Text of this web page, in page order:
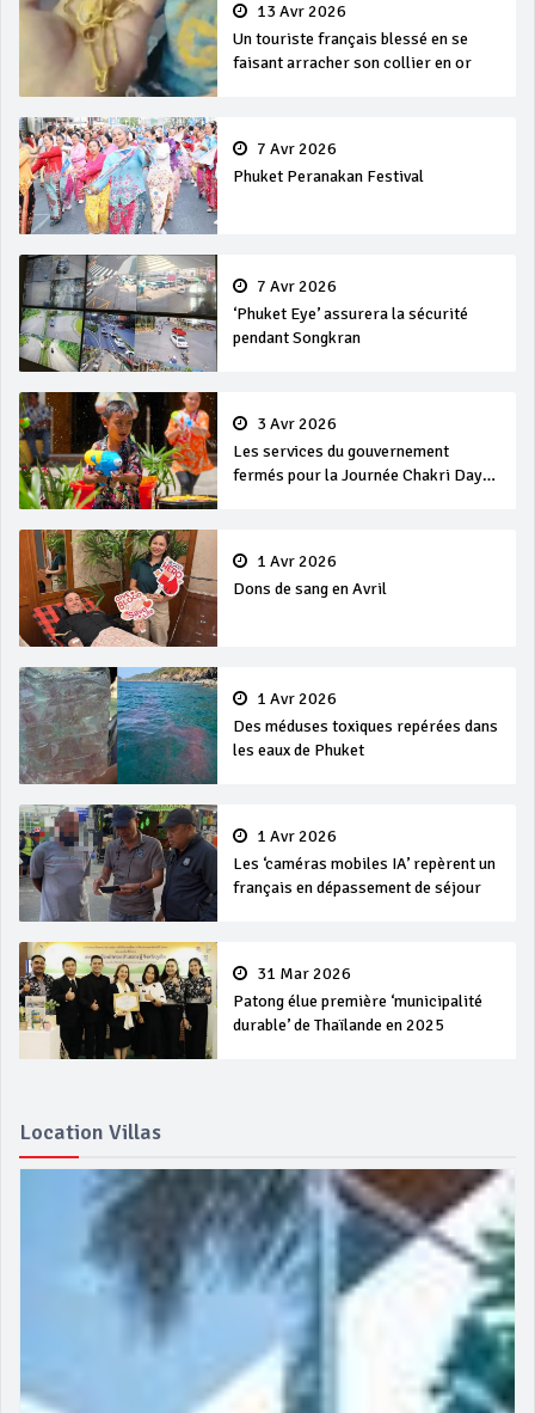
13 Avr 2026
Un touriste français blessé en se
faisant arracher son collier en or
7 Avr 2026
Phuket Peranakan Festival
7 Avr 2026
‘Phuket Eye’ assurera la sécurité
pendant Songkran
3 Avr 2026
Les services du gouvernement
fermés pour la Journée Chakri Day
1 Avr 2026
Dons de sang en Avril
1 Avr 2026
Des méduses toxiques repérées dans
les eaux de Phuket
1 Avr 2026
Les ‘caméras mobiles IA’ repèrent un
français en dépassement de séjour
31 Mar 2026
Patong élue première ‘municipalité
durable’ de Thaïlande en 2025
Location Villas